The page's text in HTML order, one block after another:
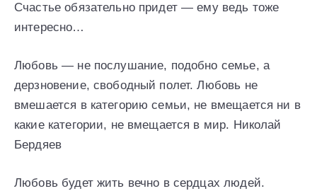
Счастье обязательно придет — ему ведь тоже
интересно…
Любовь — не послушание, подобно семье, а
дерзновение, свободный полет. Любовь не
вмешается в категорию семьи, не вмещается ни в
какие категории, не вмещается в мир. Николай
Бердяев
Любовь будет жить вечно в сердцах людей.